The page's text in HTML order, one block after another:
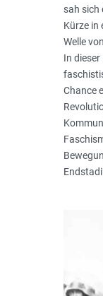
sah sich
Kürze in
Welle
In
Chance